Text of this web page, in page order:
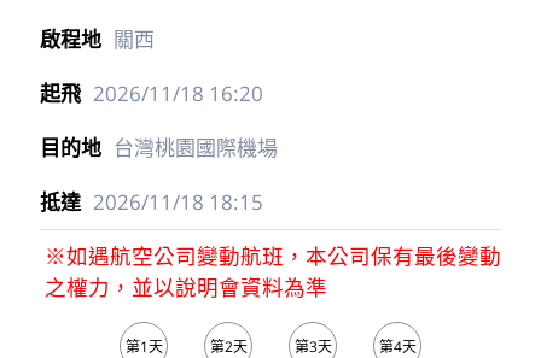
關西
2026/11/18 16:20
台灣桃園國際機場
2026/11/18 18:15
※如遇航空公司變動航班，本公司保有最後變動
之權力，並以說明會資料為準
第1天 第2天 第3天 第4天